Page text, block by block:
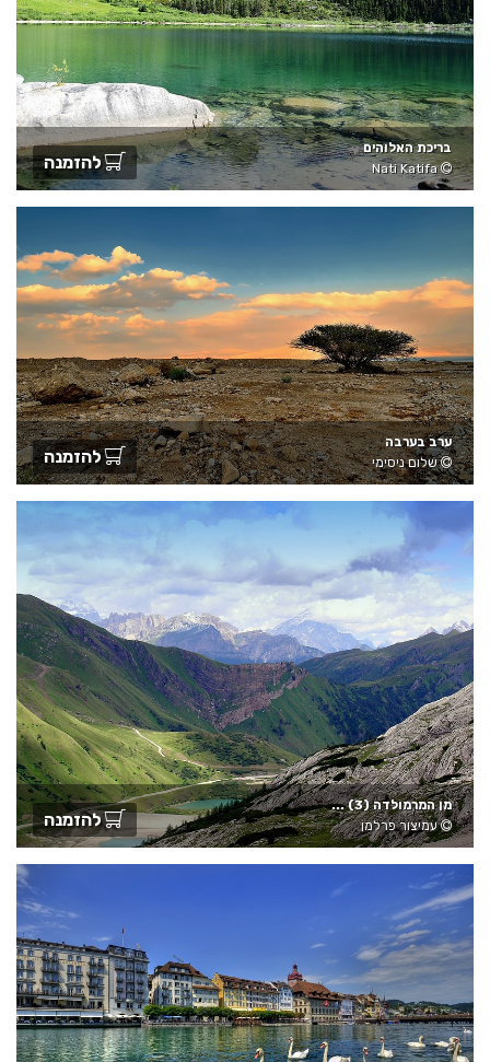
בריכת האלוהים
Nati Katifa
להזמנה
ערב בערבה
להזמנה
מן המרמולדה (3) ...
עמיצור פרלמן
להזמנה